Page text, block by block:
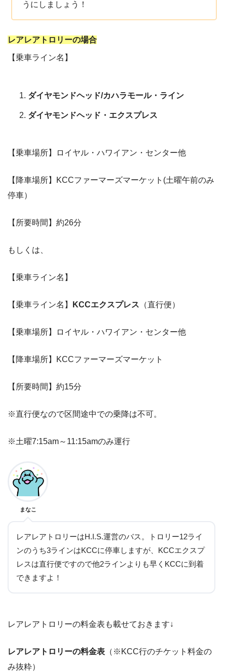
うにしましょう！
レアレアトロリーの場合
【乗車ライン名】
ダイヤモンドヘッド/カハラモール・ライン
ダイヤモンドヘッド・エクスプレス
【乗車場所】ロイヤル・ハワイアン・センター他
【降車場所】KCCファーマーズマーケット(土曜午前のみ
停車）
【所要時間】約26分
もしくは、
【乗車ライン名】
【乗車ライン名】 KCCエクスプレス （直行便）
【乗車場所】ロイヤル・ハワイアン・センター他
【降車場所】KCCファーマーズマーケット
【所要時間】約15分
※直行便なので区間途中での乗降は不可。
※土曜7:15am～11:15amのみ運行
まなこ
レアレアトロリーはH.I.S.運営のバス。トロリー12ライ
ンのうち3ラインはKCCに停車しますが、KCCエクスプ
レスは直行便ですので他2ラインよりも早くKCCに到着
できますよ！
レアレアトロリーの料金表も載せておきます↓
レアレアトロリーの料金表 （※KCC行のチケット料金の
み抜粋）